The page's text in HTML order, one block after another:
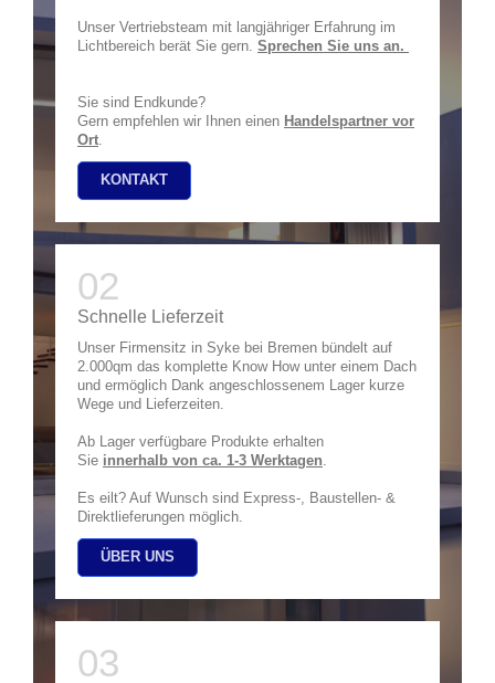
Unser Vertriebsteam mit langjähriger Erfahrung im
Lichtbereich berät Sie gern. Sprechen Sie uns an.
Sie sind Endkunde?
Gern empfehlen wir Ihnen einen Handelspartner vor
Ort.
KONTAKT
Schnelle Lieferzeit
Unser Firmensitz in Syke bei Bremen bündelt auf
2.000qm das komplette Know How unter einem Dach
und ermöglich Dank angeschlossenem Lager kurze
Wege und Lieferzeiten.
Ab Lager verfügbare Produkte erhalten
Sie innerhalb von ca. 1-3 Werktagen.
Es eilt? Auf Wunsch sind Express-, Baustellen- &
Direktlieferungen möglich.
ÜBER UNS